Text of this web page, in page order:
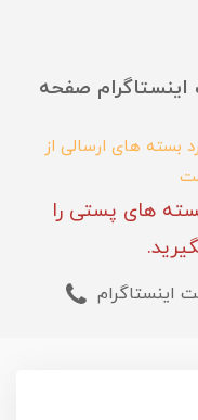
اینستاگرام صفحه
بسته های ارسالی از
های پستی را
اینستاگرام